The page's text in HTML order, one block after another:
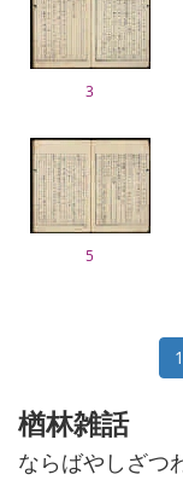
3
5
1
楢林雑話
ならばやしざつ